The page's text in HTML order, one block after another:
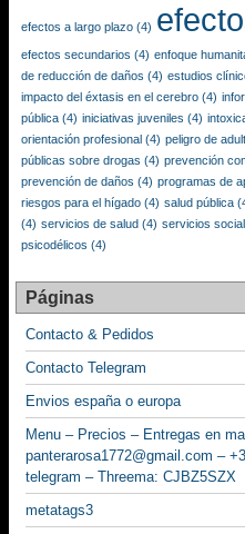
efectos a largo plazo (4)
efectos secundarios (4) enfoque
de reducción de daños (4) estudios
impacto del éxtasis en el cerebro (4)
pública (4) iniciativas juveniles (4)
orientación profesional (4) peligro de
públicas sobre drogas (4) prevención
prevención de daños (4) programas de
riesgos para el hígado (4) salud pública
(4) servicios de salud (4) servicios
psicodélicos (4)
Páginas
Contacto & Pedidos
Contacto Telegram
Envios españa o europa
Menu – Precios – Entregas en
panterarosa1772@gmail.com –
telegram – Threema: CJBZ5SZX
metatags3